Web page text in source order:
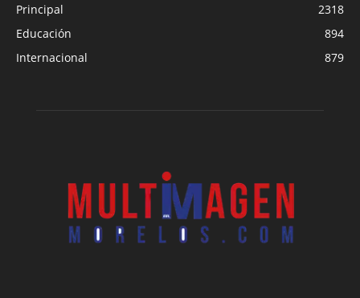
Principal
2318
Educación
894
Internacional
879